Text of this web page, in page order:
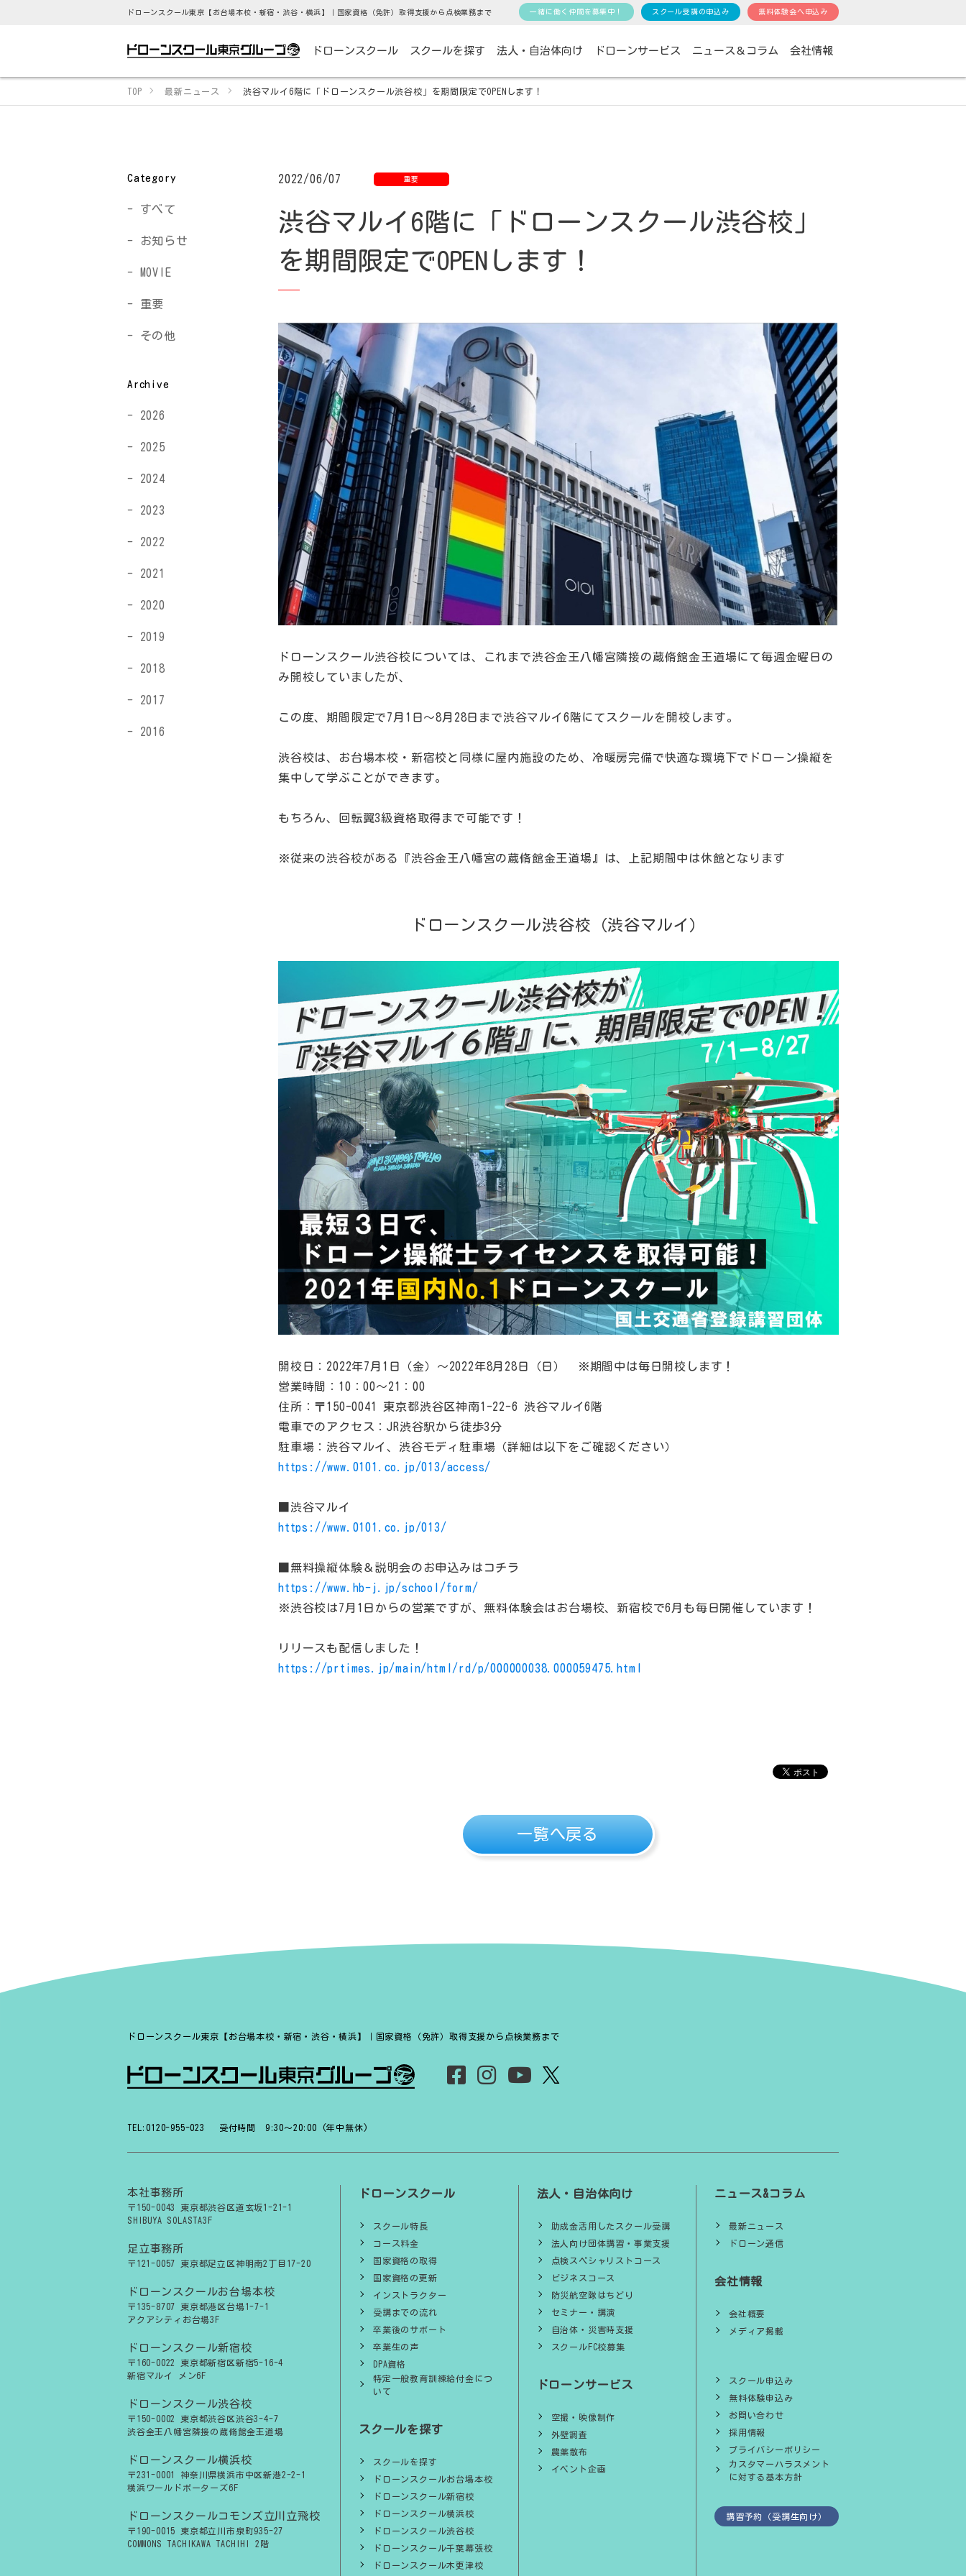
ドローンスクール東京【お台場本校・新宿・渋谷・横浜】｜国家資格（免許）取得支援から点検業務まで
ドローンスクール スクールを探す 法人・自治体向け ドローンサービス ニュース＆コラム 会社情報
一緒に働く仲間を募集中！ スクール受講の申込み 無料体験会へ申込み
TOP 最新ニュース 渋谷マルイ6階に「ドローンスクール渋谷校」を期間限定でOPENします！
2022/06/07 重要
渋谷マルイ6階に「ドローンスクール渋谷校」
を期間限定でOPENします！
ドローンスクール渋谷校については、これまで渋谷金王八幡宮隣接の蔵脩館金王道場にて毎週金曜日の
み開校していましたが、
この度、期間限定で7月1日～8月28日まで渋谷マルイ6階にてスクールを開校します。
渋谷校は、お台場本校・新宿校と同様に屋内施設のため、冷暖房完備で快適な環境下でドローン操縦を
集中して学ぶことができます。
もちろん、回転翼3級資格取得まで可能です！
※従来の渋谷校がある『渋谷金王八幡宮の蔵脩館金王道場』は、上記期間中は休館となります
ドローンスクール渋谷校（渋谷マルイ）
開校日：2022年7月1日（金）～2022年8月28日（日） ※期間中は毎日開校します！
営業時間：10：00～21：00
住所：〒150-0041 東京都渋谷区神南1-22-6 渋谷マルイ6階
電車でのアクセス：JR渋谷駅から徒歩3分
駐車場：渋谷マルイ、渋谷モディ駐車場（詳細は以下をご確認ください）
https://www.0101.co.jp/013/access/
■​渋谷マルイ
https://www.0101.co.jp/013/
■無料操縦体験＆説明会のお申込みはコチラ
https://www.hb-j.jp/school/form/
​※渋谷校は7月1日からの営業ですが、無料体験会はお台場校、新宿校で6月も毎日開催しています！
リリースも配信しました！
https://prtimes.jp/main/html/rd/p/000000038.000059475.html
一覧へ戻る
Category
すべて
お知らせ
MOVIE
重要
その他
Archive
2026
2025
2024
2023
2022
2021
2020
2019
2018
2017
2016
ドローンスクール東京【お台場本校・新宿・渋谷・横浜】｜国家資格（免許）取得支援から点検業務まで
TEL:0120-955-023 受付時間 9:30〜20:00 (年中無休)
本社事務所
〒150-0043 東京都渋谷区道玄坂1-21-1
SHIBUYA SOLASTA3F
足立事務所
〒121-0057 東京都足立区神明南2丁目17-20
ドローンスクールお台場本校
〒135-8707 東京都港区台場1-7-1
アクアシティお台場3F
ドローンスクール新宿校
〒160-0022 東京都新宿区新宿5-16-4
新宿マルイ メン6F
ドローンスクール渋谷校
〒150-0002 東京都渋谷区渋谷3-4-7
渋谷金王八幡宮隣接の蔵脩館金王道場
ドローンスクール横浜校
〒231-0001 神奈川県横浜市中区新港2-2-1
横浜ワールドポーターズ6F
ドローンスクールコモンズ立川立飛校
〒190-0015 東京都立川市泉町935-27
COMMONS TACHIKAWA TACHIHI 2階
ドローンスクール
スクール特長
コース料金
国家資格の取得
国家資格の更新
インストラクター
受講までの流れ
卒業後のサポート
卒業生の声
DPA資格
特定一般教育訓練給付金につ
いて
スクールを探す
スクールを探す
ドローンスクールお台場本校
ドローンスクール新宿校
ドローンスクール横浜校
ドローンスクール渋谷校
ドローンスクール千葉幕張校
ドローンスクール木更津校
法人・自治体向け
助成金活用したスクール受講
法人向け団体講習・事業支援
点検スペシャリストコース
ビジネスコース
防災航空隊はちどり
セミナー・講演
自治体・災害時支援
スクールFC校募集
ドローンサービス
空撮・映像制作
外壁調査
農薬散布
イベント企画
ニュース&コラム
最新ニュース
ドローン通信
会社情報
会社概要
メディア掲載
スクール申込み
無料体験申込み
お問い合わせ
採用情報
プライバシーポリシー
カスタマーハラスメント
に対する基本方針
講習予約（受講生向け）